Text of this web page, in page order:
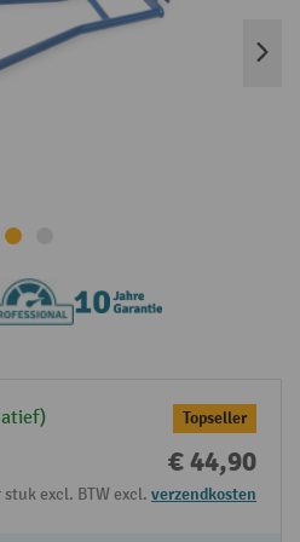
Topseller
€ 44,90
stuk excl. BTW excl. verzendkosten